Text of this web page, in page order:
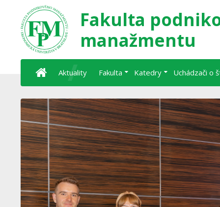
Fakulta
manažmentu
Aktuality Fakulta Katedry Uchádzači o